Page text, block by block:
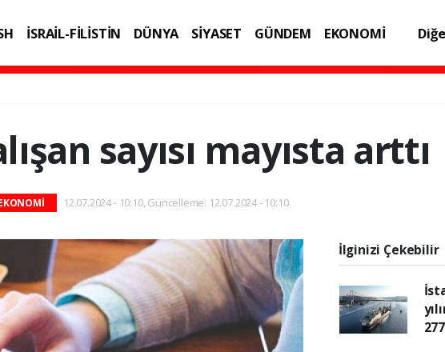
İSRAİL-FİLİSTİN DÜNYA SİYASET GÜNDEM
EKONOMİ
sayısı mayısta arttı
12.07.2024 - 10:10, Güncelleme: 12.07.2024 - 10:10
İlginizi Çekebilir